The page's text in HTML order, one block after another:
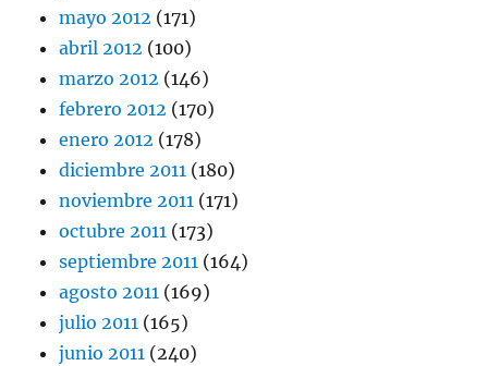
mayo 2012 (171)
abril 2012 (100)
marzo 2012 (146)
febrero 2012 (170)
enero 2012 (178)
diciembre 2011 (180)
noviembre 2011 (171)
octubre 2011 (173)
septiembre 2011 (164)
agosto 2011 (169)
julio 2011 (165)
junio 2011 (240)